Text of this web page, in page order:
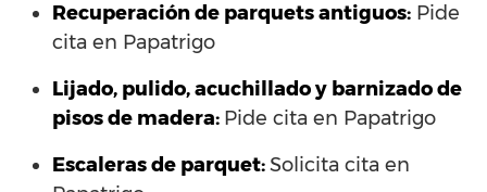
Recuperación de parquets antiguos: Pide
cita en Papatrigo
Lijado, pulido, acuchillado y barnizado de
pisos de madera: Pide cita en Papatrigo
Escaleras de parquet:Solicita cita en